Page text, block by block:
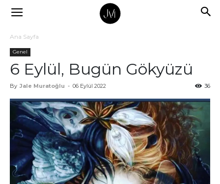
Ana Sayfa
Genel
6 Eylül, Bugün Gökyüzü
By Jale Muratoğlu - 06 Eylül 2022 36